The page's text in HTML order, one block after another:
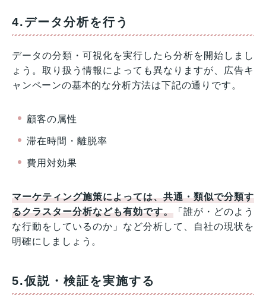
4.データ分析を行う
データの分類・可視化を実行したら分析を開始しまし
ょう。取り扱う情報によっても異なりますが、広告キ
ャンペーンの基本的な分析方法は下記の通りです。
顧客の属性
滞在時間・離脱率
費用対効果
マーケティング施策によっては、共通・類似で分類す
るクラスター分析なども有効です。 「誰が・どのよう
な行動をしているのか」など分析して、自社の現状を
明確にしましょう。
5.仮説・検証を実施する